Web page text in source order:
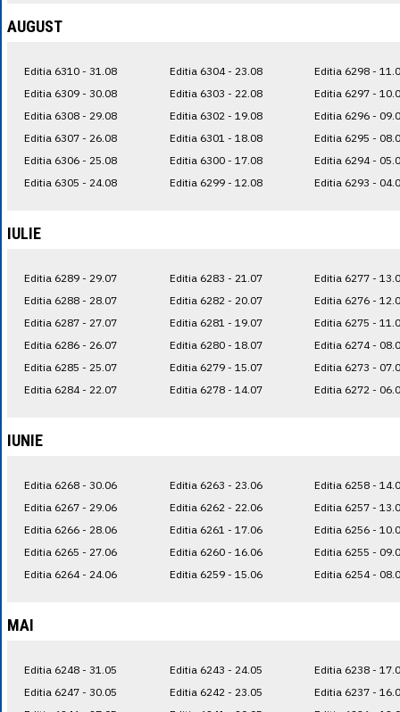
AUGUST
Editia 6310 - 31.08
Editia 6309 - 30.08
Editia 6308 - 29.08
Editia 6307 - 26.08
Editia 6306 - 25.08
Editia 6305 - 24.08
Editia 6304 - 23.08
Editia 6303 - 22.08
Editia 6302 - 19.08
Editia 6301 - 18.08
Editia 6300 - 17.08
Editia 6299 - 12.08
Editia 6298 -
Editia 6297 -
Editia 6296 -
Editia 6295 -
Editia 6294 -
Editia 6293 -
IULIE
Editia 6289 - 29.07
Editia 6288 - 28.07
Editia 6287 - 27.07
Editia 6286 - 26.07
Editia 6285 - 25.07
Editia 6284 - 22.07
Editia 6283 - 21.07
Editia 6282 - 20.07
Editia 6281 - 19.07
Editia 6280 - 18.07
Editia 6279 - 15.07
Editia 6278 - 14.07
Editia 6277 -
Editia 6276 -
Editia 6275 -
Editia 6274 -
Editia 6273 -
Editia 6272 -
IUNIE
Editia 6268 - 30.06
Editia 6267 - 29.06
Editia 6266 - 28.06
Editia 6265 - 27.06
Editia 6264 - 24.06
Editia 6263 - 23.06
Editia 6262 - 22.06
Editia 6261 - 17.06
Editia 6260 - 16.06
Editia 6259 - 15.06
Editia 6258 -
Editia 6257 -
Editia 6256 -
Editia 6255 -
Editia 6254 -
MAI
Editia 6248 - 31.05
Editia 6247 - 30.05
Editia 6243 - 24.05
Editia 6242 - 23.05
Editia 6238 -
Editia 6237 -